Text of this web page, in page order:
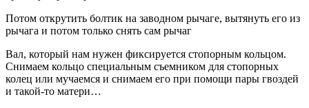
Потом открутить болтик на заводном рычаге, вытянуть его из
рычага и потом только снять сам рычаг
Вал, который нам нужен фиксируется стопорным кольцом.
Снимаем кольцо специальным съемником для стопорных
колец или мучаемся и снимаем его при помощи пары гвоздей
и такой-то матери…